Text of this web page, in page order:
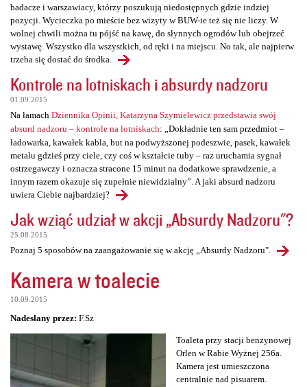
badacze i warszawiacy, którzy poszukują niedostępnych gdzie indziej
pozycji. Wycieczka po mieście bez wizyty w BUW-ie też się nie liczy. W
wolnej chwili można tu pójść na kawę, do słynnych ogrodów lub obejrzeć
wystawę. Wszystko dla wszystkich, od ręki i na miejscu. No tak, ale najpierw
trzeba się dostać do środka.
Kontrole na lotniskach i absurdy nadzoru
01.09.2015
Na łamach Dziennika Opinii, Katarzyna Szymielewicz przedstawia swój
absurd nadzoru – kontrole na lotniskach: „Dokładnie ten sam przedmiot –
ładowarka, kawałek kabla, but na podwyższonej podeszwie, pasek, kawałek
metalu gdzieś przy ciele, czy coś w kształcie tuby – raz uruchamia sygnał
ostrzegawczy i oznacza stracone 15 minut na dodatkowe sprawdzenie, a
innym razem okazuje się zupełnie niewidzialny”. A jaki absurd nadzoru
uwiera Ciebie najbardziej?
Jak wziąć udział w akcji „Absurdy Nadzoru"?
25.08.2015
Poznaj 5 sposobów na zaangażowanie się w akcję „Absurdy Nadzoru".
Kamera w toalecie
10.09.2015
Nadesłany przez: F.Sz
Toaleta przy stacji benzynowej
Orlen w Rabie Wyżnej 256a.
Kamera jest umieszczona
centralnie nad pisuarem.